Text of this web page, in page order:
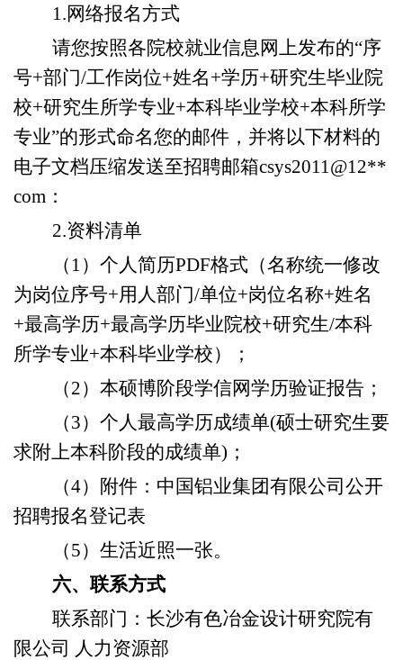
1.网络报名方式
请您按照各院校就业信息网上发布的“序
号+部门/工作岗位+姓名+学历+研究生毕业院
校+研究生所学专业+本科毕业学校+本科所学
专业”的形式命名您的邮件，并将以下材料的
电子文档压缩发送至招聘邮箱csys2011@12**
com：
2.资料清单
（1） 个人简历PDF格式（名称统一修改
为岗位序号+用人部门/单位+岗位名称+姓名
+最高学历+最高学历毕业院校+研究生/本科
所学专业+本科毕业学校）；
（2） 本硕博阶段学信网学历验证报告；
（3） 个人最高学历成绩单(硕士研究生要
求附上本科阶段的成绩单)；
（4） 附件： 中国铝业集团有限公司公开
招聘报名登记表
（5）生活近照一张。
六、联系方式
联系部门：长沙有色冶金设计研究院有
限公司 人力资源部